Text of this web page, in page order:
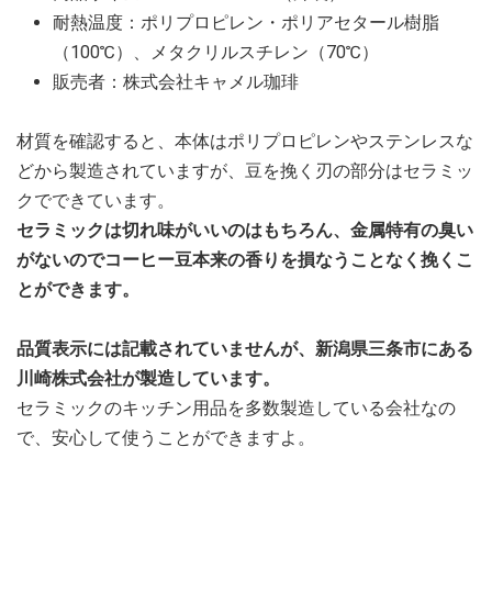
耐熱温度：ポリプロピレン・ポリアセタール樹脂
（100℃）、メタクリルスチレン（70℃）
販売者：株式会社キャメル珈琲
材質を確認すると、本体はポリプロピレンやステンレスな
どから製造されていますが、豆を挽く刃の部分はセラミッ
クでできています。
セラミックは切れ味がいいのはもちろん、金属特有の臭い
がないのでコーヒー豆本来の香りを損なうことなく挽くこ
とができます。
品質表示には記載されていませんが、新潟県三条市にある
川崎株式会社が製造しています。
セラミックのキッチン用品を多数製造している会社なの
で、安心して使うことができますよ。